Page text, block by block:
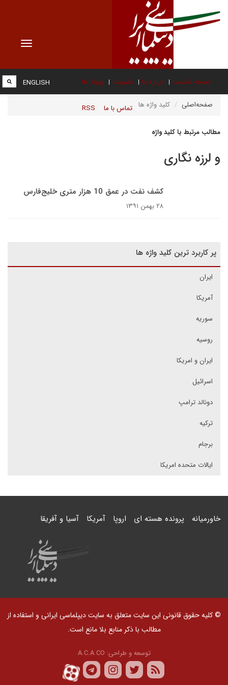
Toggle
صفحه نخست درباره ما عضویت پیوند ها
تماس با ما RSS
ENGLISH
صفحه‌اصلی کلید واژه ها
مطالب مرتبط با کلید واژه
و لرزه نگاری
کشف نفت در عمق 10 هزار متری خلیج‌فارس
۲۸ بهمن ۱۳۹۱
پر کاربرد ترین کلید واژه ها
ایران
آمریکا
سوریه
روسیه
ایران و امریکا
اسرائیل
دونالد ترامپ
ترکیه
برجام
ایالات متحده امریکا
خاورمیانه پرونده هسته ای اروپا آمریکا آسیا و آفریقا
© کلیه حقوق قانونی این سایت متعلق به سایت دیپلماسی ایرانی و استفاده از
مطالب با ذکر منابع بلا مانع است.
توسعه و طراحی: A.C.A CO